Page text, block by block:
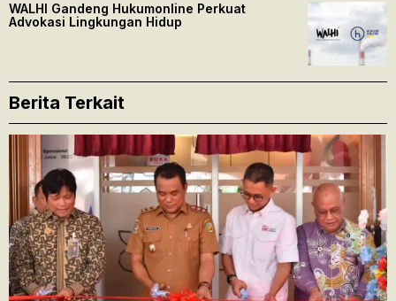
WALHI Gandeng Hukumonline Perkuat
Advokasi Lingkungan Hidup
Berita Terkait